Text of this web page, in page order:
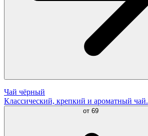
Чай чёрный
Классический, крепкий и ароматный чай.
от 69